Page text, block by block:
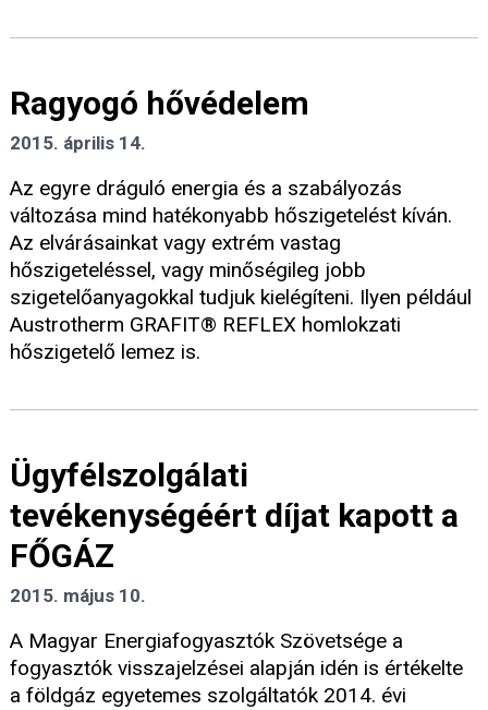
Ragyogó hővédelem
2015. április 14.
Az egyre dráguló energia és a szabályozás
változása mind hatékonyabb hőszigetelést kíván.
Az elvárásainkat vagy extrém vastag
hőszigeteléssel, vagy minőségileg jobb
szigetelőanyagokkal tudjuk kielégíteni. Ilyen például
Austrotherm GRAFIT® REFLEX homlokzati
hőszigetelő lemez is.
Ügyfélszolgálati
tevékenységéért díjat kapott a
FŐGÁZ
2015. május 10.
A Magyar Energiafogyasztók Szövetsége a
fogyasztók visszajelzései alapján idén is értékelte
a földgáz egyetemes szolgáltatók 2014. évi